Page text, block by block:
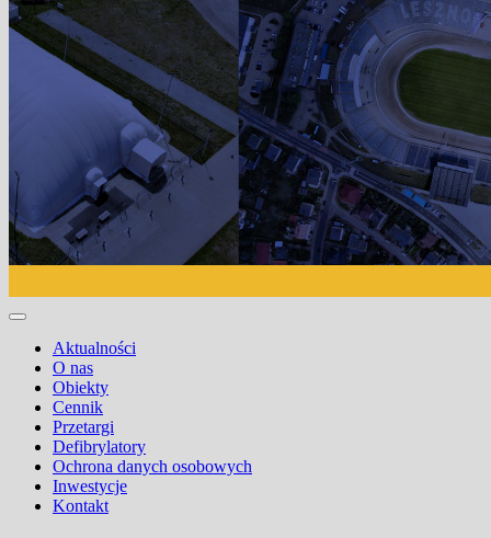
Aktualności
O nas
Obiekty
Cennik
Przetargi
Defibrylatory
Ochrona danych osobowych
Inwestycje
Kontakt